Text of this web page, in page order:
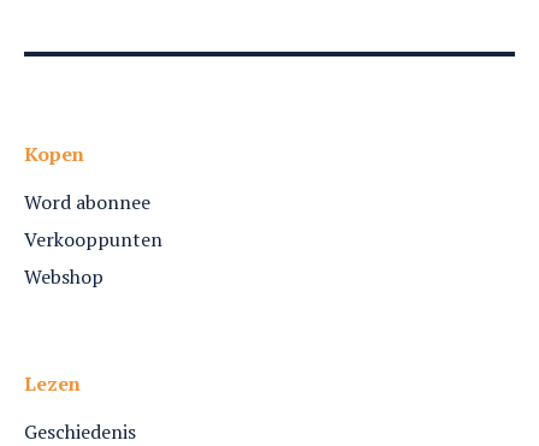
Kopen
Word abonnee
Verkooppunten
Webshop
Lezen
Geschiedenis